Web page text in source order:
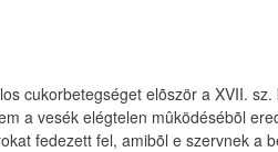
cukorbetegséget elõször a XVII.
a vesék elégtelen mûködésébõl
fedezett fel, amibõl e szervnek a